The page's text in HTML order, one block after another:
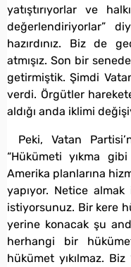
yatıştırıyorlar ve
değerlendiriyorlar”
hazırdınız. Biz de
atmışız. Son bir
getirmiştik. Şimdi
verdi. Örgütler
aldığı anda iklimi
Peki, Vatan
“Hükümeti yıkma
Amerika planlarına
yapıyor. Netice
istiyorsunuz. Bir kere
yerine konacak şu
herhangi bir
hükümet yıkılmaz.